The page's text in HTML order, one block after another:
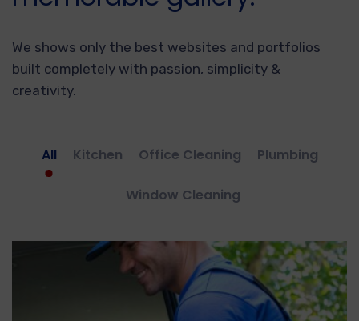
We shows only the best websites and portfolios
built completely with passion, simplicity &
creativity.
All Kitchen Office Cleaning Plumbing
Window Cleaning